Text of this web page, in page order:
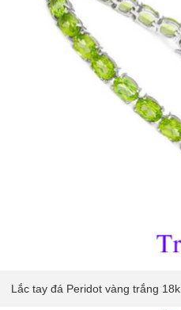
Lắc tay đá Peridot vàng trắng 18k